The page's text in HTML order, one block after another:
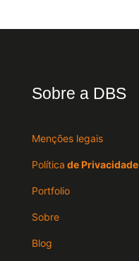
Sobre a DBS
Menções legais
Política de Privacidade
Portfolio
Sobre
Blog